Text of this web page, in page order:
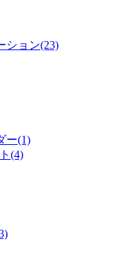
ション(23)
ー(1)
(4)